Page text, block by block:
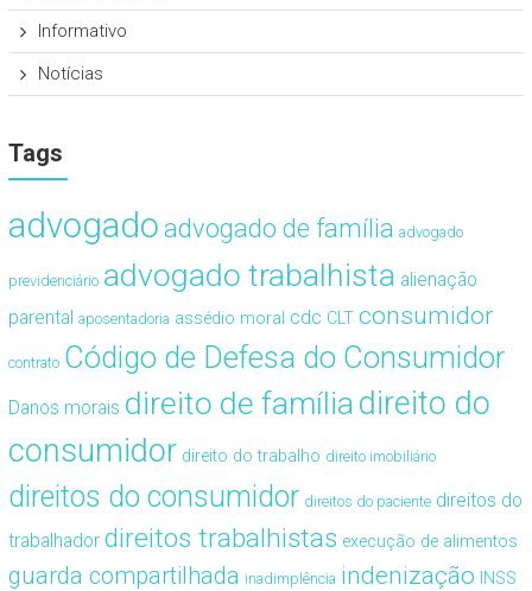
Informativo
Notícias
Tags
advogado advogado de família advogado
previdenciário advogado trabalhista alienação
parental aposentadoria assédio moral cdc CLT consumidor
contrato Código de Defesa do Consumidor
Danos morais direito de famíliadireito do
consumidor direito do trabalho direito imobiliário
direitos do consumidor direitos do paciente direitos do
trabalhador direitos trabalhistas execução de alimentos
guarda compartilhada inadimplência indenização INSS